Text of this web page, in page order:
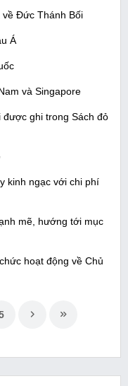
về Đức Thánh Bối
Á
và Singapore
ghi trong Sách đỏ
kinh ngạc với chi phí
mẽ, hướng tới mục
hoạt động về Chủ